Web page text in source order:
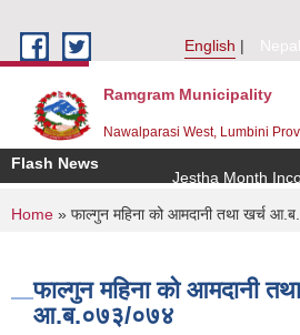
English
Ramgram Municipality
Nawalparasi West, Lumbini
Flash News
Jestha Month
You are here
Home » फाल्गुन महिना को आमदानी तथा खर्च
फाल्गुन महिना को आमदानी
आ.ब.०७३/०७४